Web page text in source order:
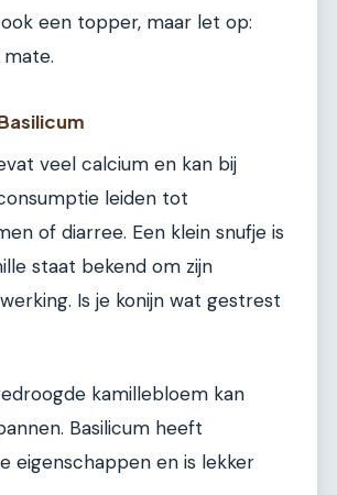
een topper, maar let op:
veel calcium en kan bij
leiden tot
of diarree. Een klein snufje is
staat bekend om zijn
Is je konijn wat gestrest
kamillebloem kan
Basilicum heeft
eigenschappen en is lekker